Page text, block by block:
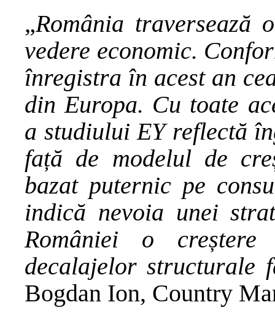
„România traversează
vedere economic.
înregistra în acest an
din Europa. Cu toate
a studiului EYreflectă
față de modelul de
bazat puternic pe
indică nevoia unei
României o creștere
decalajelor structurale
Bogdan Ion, Country